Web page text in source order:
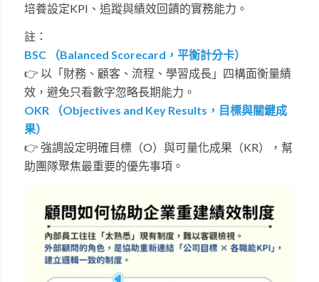
培養設定KPI、追蹤與績效回饋的實務能力。
註：
BSC （Balanced Scorecard，平衡計分卡）
👉 以「財務、顧客、流程、學習成長」四構面衡量績
效，避免只看數字忽略長期能力。
OKR （Objectives and Key Results，目標與關鍵成
果）
👉 強調設定明確目標（O）與可量化成果（KR），幫
助團隊聚焦最重要的優先事項。